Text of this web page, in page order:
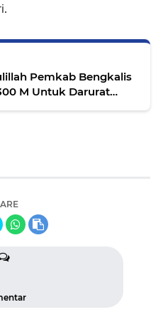
Pemkab Bengkalis
M Untuk Darurat